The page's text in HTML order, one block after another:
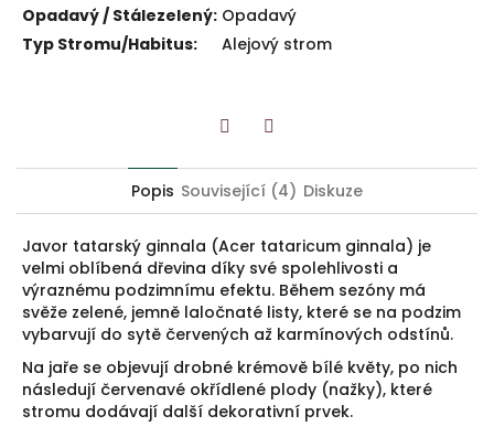
Opadavý / Stálezelený: Opadavý
Typ Stromu/Habitus: Alejový strom
Popis Související (4) Diskuze
Javor tatarský ginnala (Acer tataricum ginnala) je
velmi oblíbená dřevina díky své spolehlivosti a
výraznému podzimnímu efektu. Během sezóny má
svěže zelené, jemně laločnaté listy, které se na podzim
vybarvují do sytě červených až karmínových odstínů.
Na jaře se objevují drobné krémově bílé květy, po nich
následují červenavé okřídlené plody (nažky), které
stromu dodávají další dekorativní prvek.